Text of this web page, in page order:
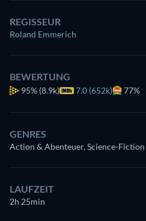
REGISSEUR
Roland Emmerich
BEWERTUNG
95% (8.9k) 7.0 (652k) 77%
GENRES
Action & Abenteuer, Science-Fiction
LAUFZEIT
2h 25min